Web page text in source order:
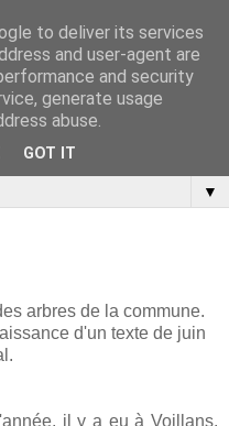
▼
arbres de la commune.
d'un texte de juin
il y a eu à Voillans,
to deliver its services
and user-agent are
and security
generate usage
abuse.
GOT IT